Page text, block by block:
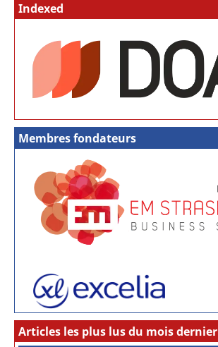
Indexed
Membres fondateurs
Articles les plus lus du mois dernier